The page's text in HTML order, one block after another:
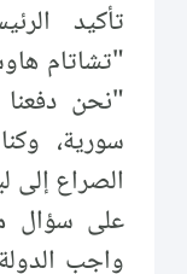
تأكيد
"تشاتام
"نحن
سورية،
الصراع إلى
على سؤال
واجب